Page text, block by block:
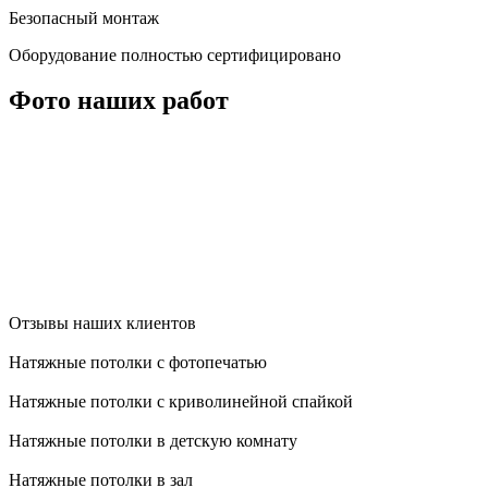
Безопасный монтаж
Оборудование полностью сертифицировано
Фото наших работ
Отзывы наших клиентов
Натяжные потолки с фотопечатью
Натяжные потолки с криволинейной спайкой
Натяжные потолки в детскую комнату
Натяжные потолки в зал